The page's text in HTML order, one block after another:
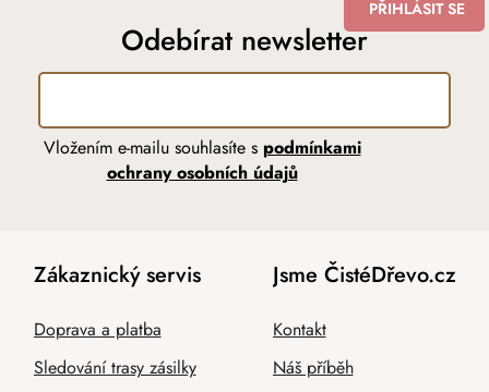
Odebírat newsletter
Vložením e-mailu souhlasíte s podmínkami
ochrany osobních údajů
PŘIHLÁSIT SE
Zákaznický servis
Doprava a platba
Sledování trasy zásilky
Jsme ČistéDřevo.cz
Kontakt
Náš příběh